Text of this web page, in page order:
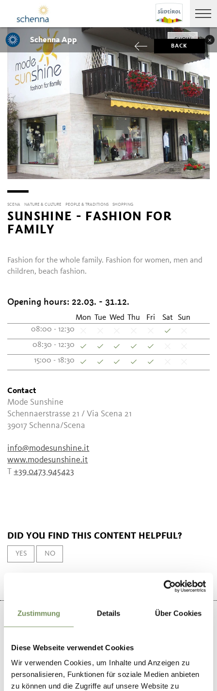
Zustimmung Details Über Cookies
Diese Webseite verwendet Cookies
Wir verwenden Cookies, um Inhalte und Anzeigen zu
personalisieren, Funktionen für soziale Medien anbieten
zu können und die Zugriffe auf unsere Website zu
BACK
SCENA NATURE & CULTURE PEOPLE & TRADITIONS SHOPPING
SUNSHINE - FASHION FOR
FAMILY
Fashion for the whole family. Fashion for women, men and
children, beach fashion.
Opening hours: 22.03. - 31.12.
Mon Tue Wed Thu Fri Sat
Sun
08:00 - 12:30
08:30 - 12:30
15:00 - 18:30
Contact
Mode Sunshine
Schennaerstrasse 21 / Via Scena 21
39017 Schenna/Scena
info@modesunshine.it
www.modesunshine.it
T+39 0473 945423
DID YOU FIND THIS CONTENT HELPFUL?
YES NO
+
−
Schenna App SHOW